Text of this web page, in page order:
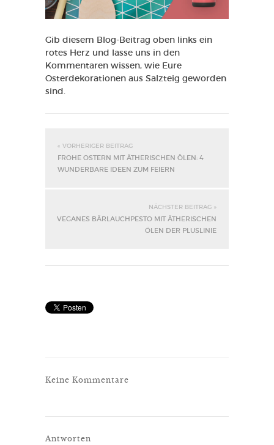
Gib diesem Blog-Beitrag oben links ein
rotes Herz und lasse uns in den
Kommentaren wissen, wie Eure
Osterdekorationen aus Salzteig geworden
sind.
« VORHERIGER BEITRAG
FROHE OSTERN MIT ÄTHERISCHEN ÖLEN: 4
WUNDERBARE IDEEN ZUM FEIERN
NÄCHSTER BEITRAG »
VEGANES BÄRLAUCHPESTO MIT ÄTHERISCHEN
ÖLEN DER PLUSLINIE
Keine Kommentare
Antworten